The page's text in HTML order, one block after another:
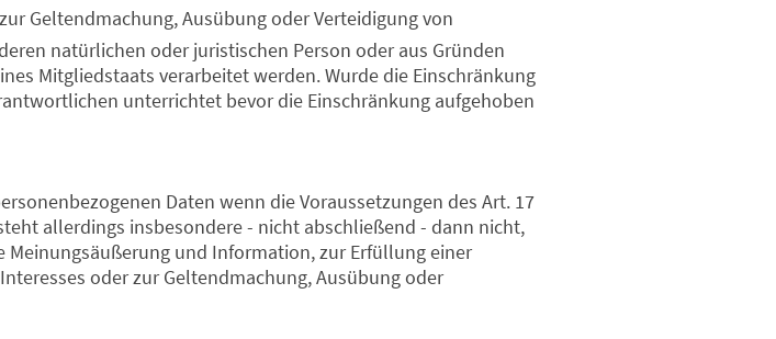
Geltendmachung, Ausübung oder Verteidigung von
natürlichen oder juristischen Person oder aus Gründen
Mitgliedstaats verarbeitet werden. Wurde die Einschränkung
unterrichtet bevor die Einschränkung aufgehoben
Daten wenn die Voraussetzungen des Art. 17
allerdings insbesondere - nicht abschließend - dann nicht,
Meinungsäußerung und Information, zur Erfüllung einer
oder zur Geltendmachung, Ausübung oder